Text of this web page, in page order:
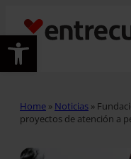
Abrir barra de
Home » Noticias »
proyectos de atención a